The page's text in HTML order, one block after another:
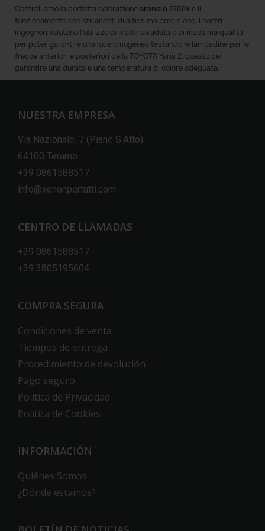
Controlliamo la perfetta colorazione arancio 2700k e il
funzionamento con strumenti di altissima precisione. I nostri
ingegneri valutano l'utilizzo di materiali adatti e di massima qualità
per poter garantire una luce omogenea testando le lampadine per le
frecce anteriori e posteriori della TOYOTA Yaris 2, questo per
garantire una durata e una temperatura di colore adeguata.
NUESTRA EMPRESA
Via Nazionale, 7 (Piane S.Atto)
64100 Teramo
+39 0861588517
info@xenonpertutti.com
CENTRO DE LLAMADAS
+39 0861588517
+39 3805195604
COMPRA SEGURA
Condiciones de venta
Tiempos de entrega
Procedimiento de devolución
Pago seguro
Política de Privacidad
Política de Cookies
INFORMACIÓN
Quiénes Somos
¿Dónde estamos?